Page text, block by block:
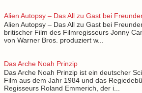
Alien Autopsy – Das All zu Gast bei
Alien Autopsy – Das All zu Gast bei
britischer Film des Filmregisseurs Jonny
von Warner Bros. produziert w...
Das Arche Noah Prinzip
Das Arche Noah Prinzip ist ein deutscher
Film aus dem Jahr 1984 und das
Regisseurs Roland Emmerich, der i...